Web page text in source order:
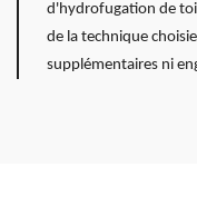
d'hydrofugation de
de la technique
supplémentaires ni